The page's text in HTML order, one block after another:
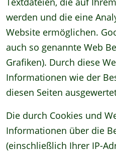
werden und die eine
Website ermöglichen.
auch so genannte Web
Grafiken). Durch diese
Informationen wie der
diesen Seiten
Die durch Cookies und
Informationen über die
(einschließlich Ihrer IP-